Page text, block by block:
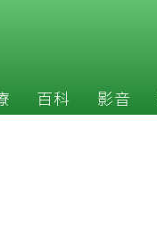
百科 影音